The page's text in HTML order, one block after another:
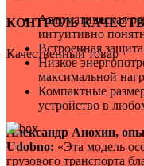
Автоматическая
интуитивно
Встроенная
Низкое
максимальной
Компактные
устройство в
Александр Анохин,
Udobno: «Эта модель
грузового транспорта
КОНТРОЛЬ
Качественный товар